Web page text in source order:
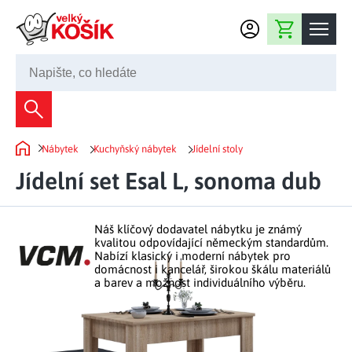
Nákupní košík
245 008 200
Dekorace
Bytové dekorace
Zahradní dekorace
Květiny a věnce
Světelné dekorace
Fontány a kašny
Velikonoční dekorace
Dekorace na hrob
Domácí elektro
Předsíň a chodba
Koupelna a záchod
Ložnice a šatna
Kuchyňské pomůcky
Prostírání a stolování
Grilování a smažení
Koupelnový nábytek
Nábytek do předsíně
Nábytek do ložnice
Zahradní doplňky
Zahradní nábytek
Nábytek Kuchyňský nábytek Jídelní stoly
Jídelní set Esal L, sonoma dub
Náš klíčový dodavatel nábytku je známý
kvalitou odpovídající německým standardům.
Nabízí klasický i moderní nábytek pro
domácnost i kancelář, širokou škálu materiálů
a barev a možnost individuálního výběru.